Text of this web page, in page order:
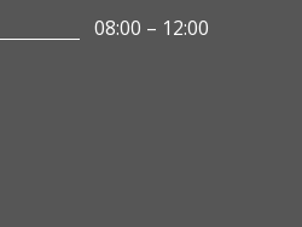
08:00 – 12:00